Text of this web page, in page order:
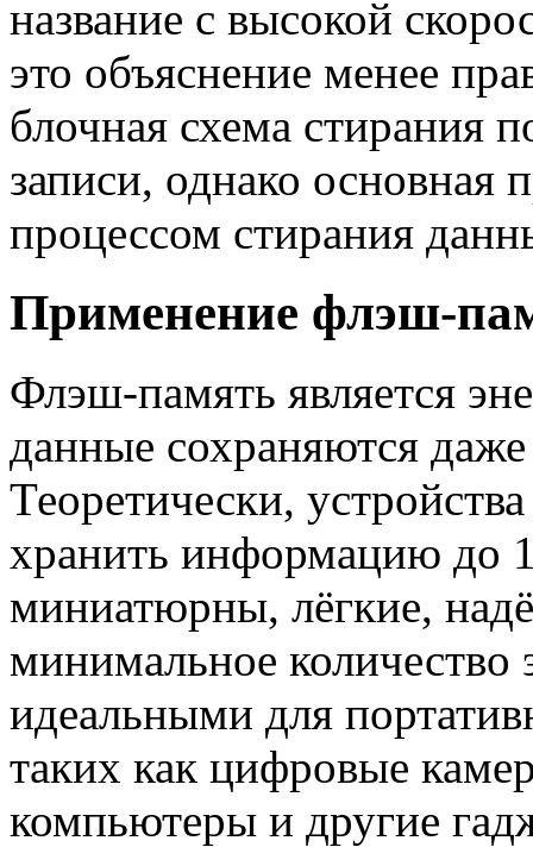
название с высокой
это объяснение менее
блочная схема стирания
записи, однако основная
процессом стирания
Применение флэш-
Флэш-память является
данные сохраняются
Теоретически,
хранить информацию до
миниатюрны, лёгкие,
минимальное количество
идеальными для
таких как цифровые
компьютеры и другие